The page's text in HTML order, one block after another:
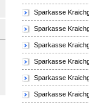
Sparkasse
Sparkasse
Sparkasse
Sparkasse
Sparkasse
Sparkasse